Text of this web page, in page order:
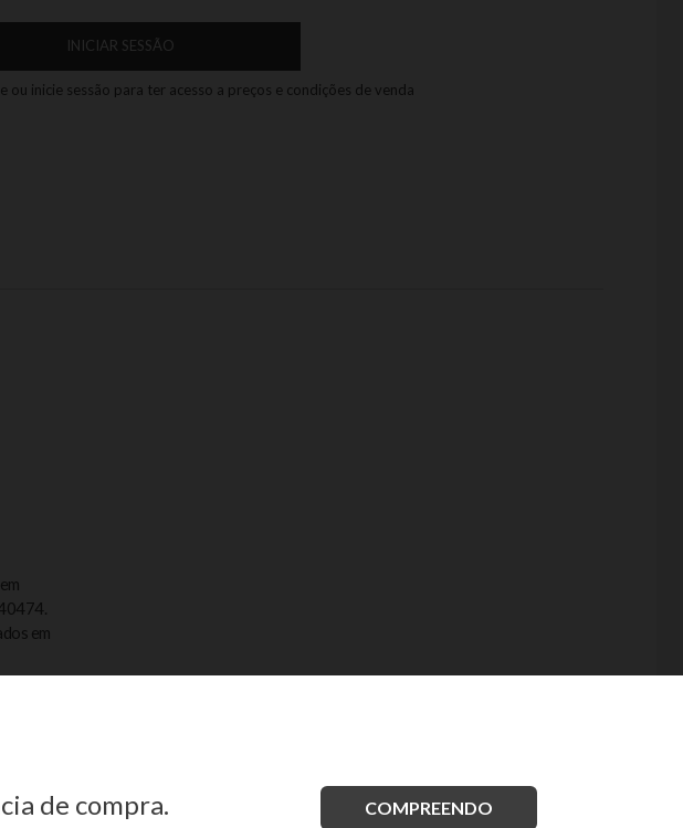
INICIAR SESSÃO
ou inicie sessão para ter acesso a preços e condições de venda
em
de compra.
COMPREENDO